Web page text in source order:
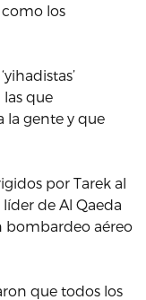
como los
que
la gente y que
por Tarek al
de Al Qaeda
bombardeo aéreo
que todos los